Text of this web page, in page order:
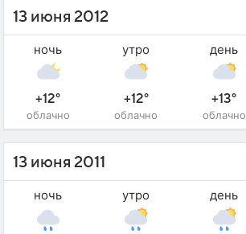
13 июня 2012
ночь
+12°
облачно
утро
+12°
облачно
день
+13°
облачно
13 июня 2011
ночь утро день